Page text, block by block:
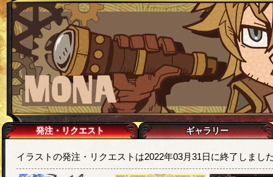
発注・リクエスト ギャラリー
イラストの発注・リクエストは2022年03月31日に終了しまし